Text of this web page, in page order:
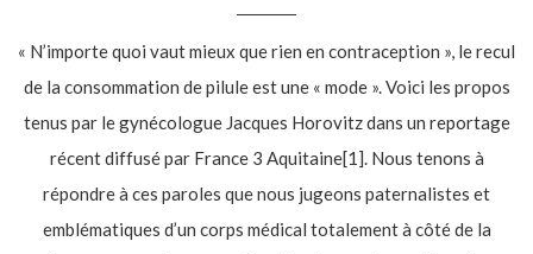
« N’importe quoi vaut mieux que rien en contraception », le recul
de la consommation de pilule est une « mode ». Voici les propos
tenus par le gynécologue Jacques Horovitz dans un reportage
récent diffusé par France 3 Aquitaine[1]. Nous tenons à
répondre à ces paroles que nous jugeons paternalistes et
emblématiques d’un corps médical totalement à côté de la